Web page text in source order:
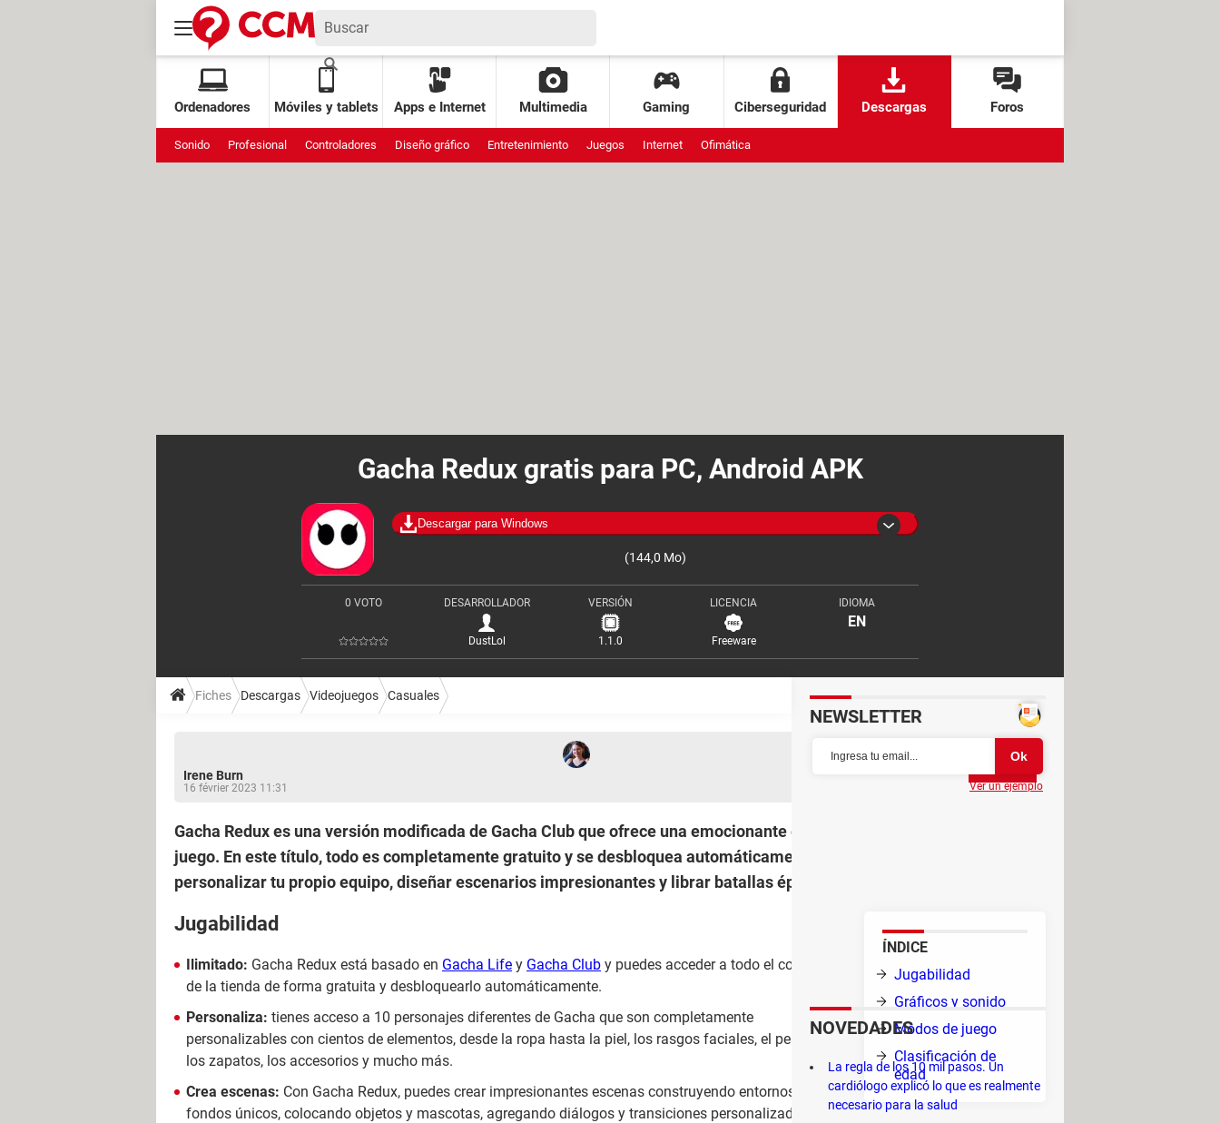
Ordenadores Móviles y tablets Apps e Internet Multimedia Gaming Ciberseguridad Descargas Foros
Sonido Profesional Controladores Diseño gráfico Entretenimiento Juegos Internet Ofimática
Gacha Redux gratis para PC, Android APK
Descargar para Windows
(144,0 Mo)
0 VOTO DESARROLLADOR
DustLol
VERSIÓN
1.1.0
LICENCIA
Freeware
IDIOMA
EN
Fiches Descargas Videojuegos Casuales
Irene Burn
16 février 2023 11:31
Partager
Gacha Redux es una versión modificada de Gacha Club que ofrece una emocionante e innovadora experiencia de
juego. En este título, todo es completamente gratuito y se desbloquea automáticamente, lo que te permite crear y
personalizar tu propio equipo, diseñar escenarios impresionantes y librar batallas épicas.
ÍNDICE
Jugabilidad
Gráficos y sonido
Modos de juego
Clasificación de
edad
Jugabilidad
Ilimitado: Gacha Redux está basado en Gacha Life y Gacha Club y puedes acceder a todo el contenido
de la tienda de forma gratuita y desbloquearlo automáticamente.
Personaliza: tienes acceso a 10 personajes diferentes de Gacha que son completamente
personalizables con cientos de elementos, desde la ropa hasta la piel, los rasgos faciales, el peinado,
los zapatos, los accesorios y mucho más.
Crea escenas: Con Gacha Redux, puedes crear impresionantes escenas construyendo entornos y
fondos únicos, colocando objetos y mascotas, agregando diálogos y transiciones personalizadas, etc.
NEWSLETTER
Ver un ejemplo
NOVEDADES
La regla de los 10 mil pasos. Un
cardiólogo explicó lo que es realmente
necesario para la salud